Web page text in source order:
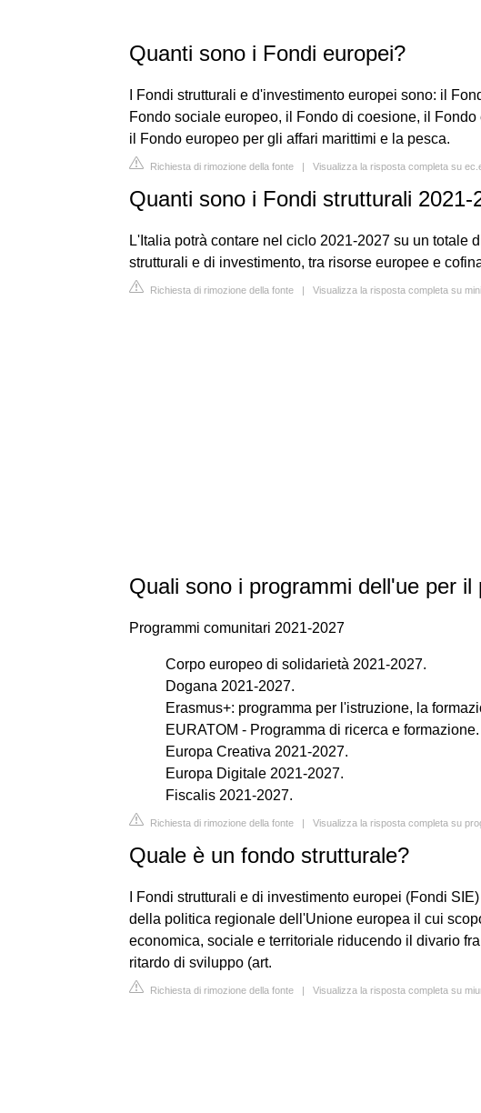
Quanti sono i Fondi europei?
I Fondi strutturali e d'investimento europei sono: il
Fondo sociale europeo, il Fondo di coesione, il
il Fondo europeo per gli affari marittimi e la pesca.
Richiesta di rimozione della fonte | Visualizza la risposta completa su
Quanti sono i Fondi strutturali 2021-
L'Italia potrà contare nel ciclo 2021-2027 su un totale
strutturali e di investimento, tra risorse europee e
Richiesta di rimozione della fonte | Visualizza la risposta completa su
Quali sono i programmi dell'ue per il
Programmi comunitari 2021-2027
Corpo europeo di solidarietà 2021-2027.
Dogana 2021-2027.
Erasmus+: programma per l'istruzione, la
EURATOM - Programma di ricerca e formazione.
Europa Creativa 2021-2027.
Europa Digitale 2021-2027.
Fiscalis 2021-2027.
Richiesta di rimozione della fonte | Visualizza la risposta completa su
Quale è un fondo strutturale?
I Fondi strutturali e di investimento europei (Fondi
della politica regionale dell'Unione europea il cui
economica, sociale e territoriale riducendo il divario
ritardo di sviluppo (art.
Richiesta di rimozione della fonte | Visualizza la risposta completa su